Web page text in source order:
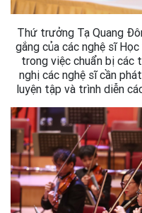
Thứ trưởng Tạ Quang
gắng của các nghệ sĩ
trong việc chuẩn bị các
nghị các nghệ sĩ cần
luyện tập và trình diễn